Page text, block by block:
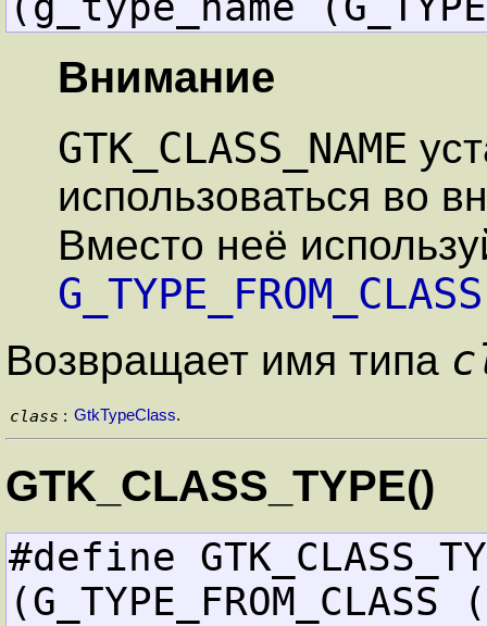
Внимание
GTK_CLASS_NAME
использоваться во
Вместо неё
Возвращает имя типа
class : GtkTypeClass.
GTK_CLASS_TYPE()
#define